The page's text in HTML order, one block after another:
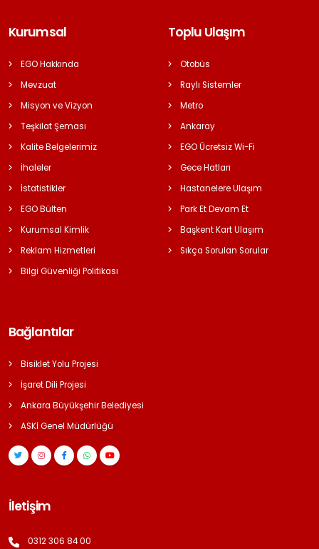
Kurumsal
EGO Hakkında
Mevzuat
Misyon ve Vizyon
Teşkilat Şeması
Kalite Belgelerimiz
İhaleler
İstatistikler
EGO Bülten
Kurumsal Kimlik
Reklam Hizmetleri
Bilgi Güvenliği Politikası
Toplu Ulaşım
Otobüs
Raylı Sistemler
Metro
Ankaray
EGO Ücretsiz Wi-Fi
Gece Hatları
Hastanelere Ulaşım
Park Et Devam Et
Başkent Kart Ulaşım
Sıkça Sorulan Sorular
Bağlantılar
Bisiklet Yolu Projesi
İşaret Dili Projesi
Ankara Büyükşehir Belediyesi
ASKİ Genel Müdürlüğü
İletişim
0312 306 84 00